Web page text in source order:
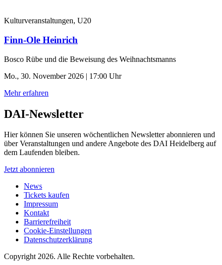
Kulturveranstaltungen, U20
Finn-Ole Heinrich
Bosco Rübe und die Beweisung des Weihnachtsmanns
Mo., 30. November 2026 | 17:00 Uhr
Mehr erfahren
DAI-Newsletter
Hier können Sie unseren wöchentlichen Newsletter abonnieren und
über Veranstaltungen und andere Angebote des DAI Heidelberg auf
dem Laufenden bleiben.
Jetzt abonnieren
News
Tickets kaufen
Impressum
Kontakt
Barrierefreiheit
Cookie-Einstellungen
Datenschutzerklärung
Copyright 2026. Alle Rechte vorbehalten.